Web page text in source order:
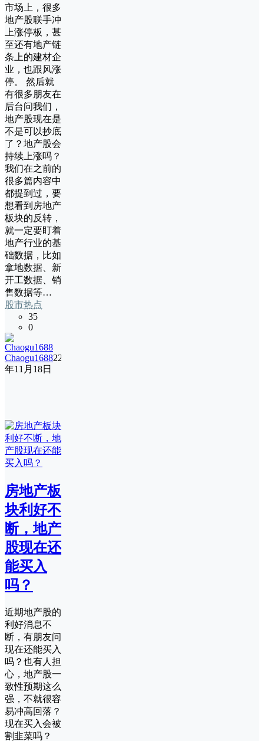
市场上，很多
地产股联手冲
上涨停板，甚
至还有地产链
条上的建材企
业，也跟风涨
停。 然后就
有很多朋友在
后台问我们，
地产股现在是
不是可以抄底
了？地产股会
持续上涨吗？
我们在之前的
很多篇内容中
都提到过，要
想看到房地产
板块的反转，
就一定要盯着
地产行业的基
础数据，比如
拿地数据、新
开工数据、销
售数据等…
股市热点
35
0
Chaogu168822
年11月18日
房地产板
块利好不
断，地产
股现在还
能买入
吗？
近期地产股的
利好消息不
断，有朋友问
现在还能买入
吗？也有人担
心，地产股一
致性预期这么
强，不就很容
易冲高回落？
现在买入会被
割韭菜吗？